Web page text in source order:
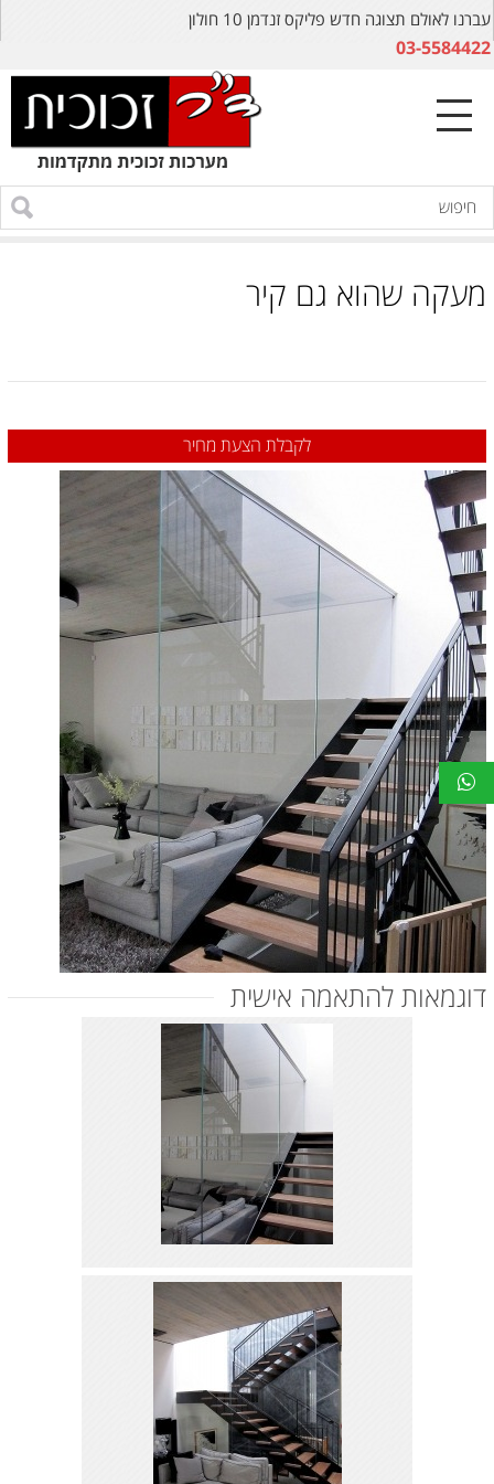
עברנו לאולם תצוגה חדש פליקס זנדמן 10 חולון
03-5584422
מעקה שהוא גם קיר
לקבלת הצעת מחיר
דוגמאות להתאמה אישית